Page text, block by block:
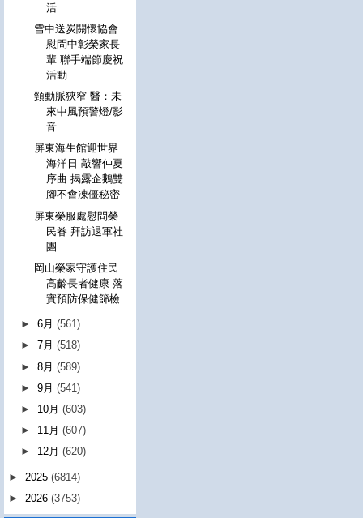
活
雪中送炭關懷協會
慰問中彰榮家長
輩 聯手端節慶祝
活動
頸動脈狹窄 醫：未
來中風預警燈/影
音
屏東海生館迎世界
海洋日 敲響仲夏
序曲 揭露企鵝雙
腳不會凍僵秘密
屏東榮服處慰問榮
民眷 拜訪退軍社
團
岡山榮家守護住民
高齡長者健康 落
實預防保健篩檢
►6月(561)
►7月(518)
►8月(589)
►9月(541)
► 10月(603)
► 11月(607)
► 12月(620)
► 2025 (6814)
► 2026 (3753)